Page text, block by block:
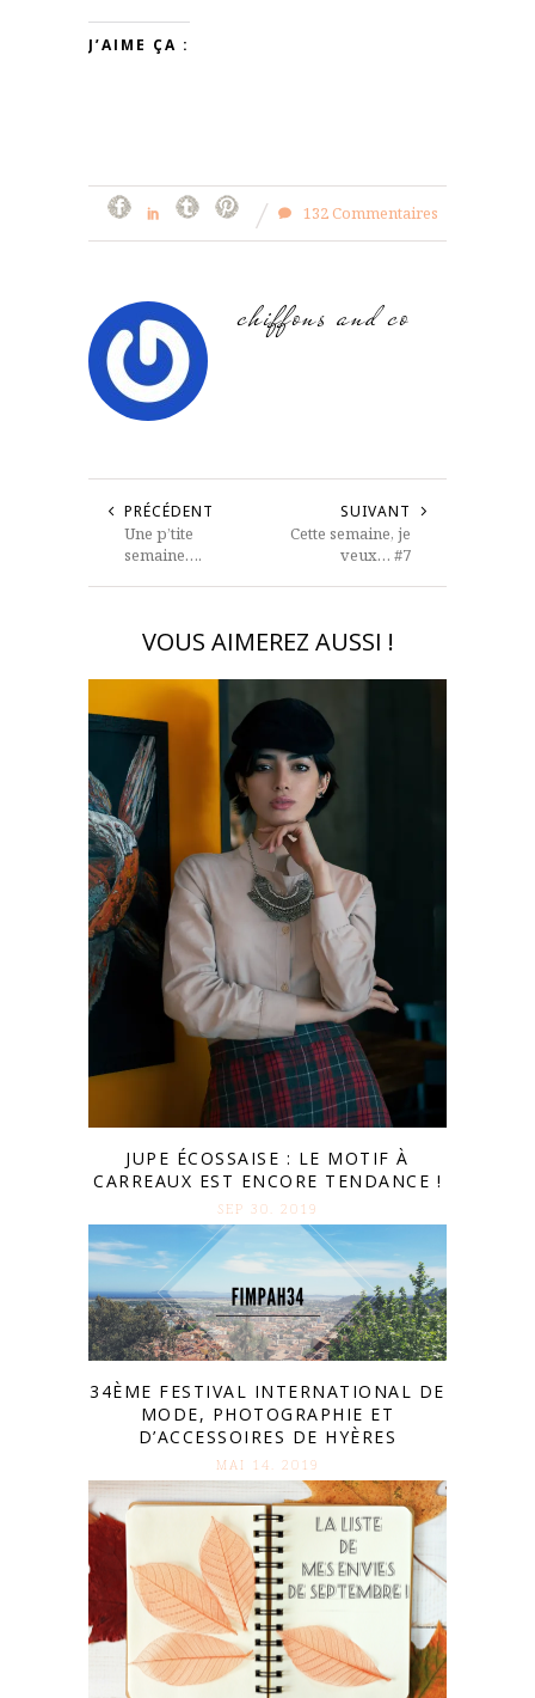
J’AIME ÇA :
132 Commentaires
chiffons and co
PRÉCÉDENT
Une p’tite
semaine….
SUIVANT
Cette semaine, je
veux… #7
VOUS AIMEREZ AUSSI !
JUPE ÉCOSSAISE : LE MOTIF À
CARREAUX EST ENCORE TENDANCE !
SEP 30. 2019
34ÈME FESTIVAL INTERNATIONAL DE
MODE, PHOTOGRAPHIE ET
D’ACCESSOIRES DE HYÈRES
MAI 14. 2019